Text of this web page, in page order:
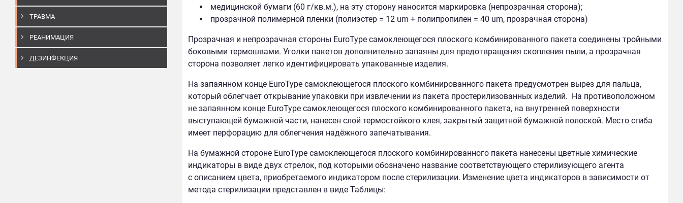
ТРАВМА
РЕАНИМАЦИЯ
ДЕЗИНФЕКЦИЯ
медицинской бумаги (60 г/кв.м.), на эту сторону наносится маркировка (непрозрачная сторона);
прозрачной полимерной пленки (полиэстер = 12 um + полипропилен = 40 um, прозрачная сторона)
Прозрачная и непрозрачная стороны EuroType самоклеющегося плоского комбинированного пакета соединены тройными
боковыми термошвами. Уголки пакетов дополнительно запаяны для предотвращения скопления пыли, а прозрачная
сторона позволяет легко идентифицировать упакованные изделия.
На запаянном конце EuroType самоклеющегося плоского комбинированного пакета предусмотрен вырез для пальца,
который облегчает открывание упаковки при извлечении из пакета простерилизованных изделий. На противоположном
не запаянном конце EuroType самоклеющегося плоского комбинированного пакета, на внутренней поверхности
выступающей бумажной части, нанесен слой термостойкого клея, закрытый защитной бумажной полоской. Место сгиба
имеет перфорацию для облегчения надёжного запечатывания.
На бумажной стороне EuroType самоклеющегося плоского комбинированного пакета нанесены цветные химические
индикаторы в виде двух стрелок, под которыми обозначено название соответствующего стерилизующего агента
с описанием цвета, приобретаемого индикатором после стерилизации. Изменение цвета индикаторов в зависимости от
метода стерилизации представлен в виде Таблицы: